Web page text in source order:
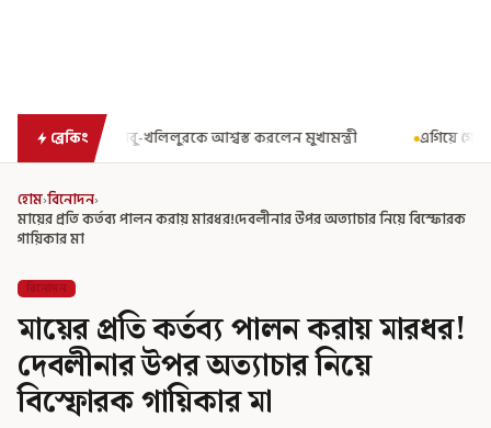
ব্রেকিং এগিয়ে গেল আরও একধাপ, সপ্তম পে কমিশন গঠনের একাধিক
হোম›বিনোদন›
মায়ের প্রতি কর্তব্য পালন করায় মারধর!দেবলীনার উপর অত্যাচার নিয়ে বিস্ফোরক
গায়িকার মা
বিনোদন
মায়ের প্রতি কর্তব্য পালন করায় মারধর!
দেবলীনার উপর অত্যাচার নিয়ে
বিস্ফোরক গায়িকার মা